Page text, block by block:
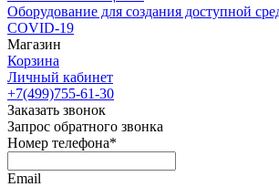
Оборудование для создания доступной
COVID-19
Магазин
Корзина
Личный кабинет
+7(499)755-61-30
Заказать звонок
Запрос обратного звонка
Номер телефона*
Email